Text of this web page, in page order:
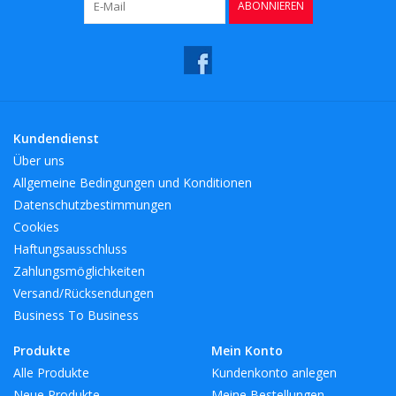
ABONNIEREN
Kundendienst
Über uns
Allgemeine Bedingungen und Konditionen
Datenschutzbestimmungen
Cookies
Haftungsausschluss
Zahlungsmöglichkeiten
Versand/Rücksendungen
Business To Business
Produkte
Alle Produkte
Mein Konto
Kundenkonto anlegen